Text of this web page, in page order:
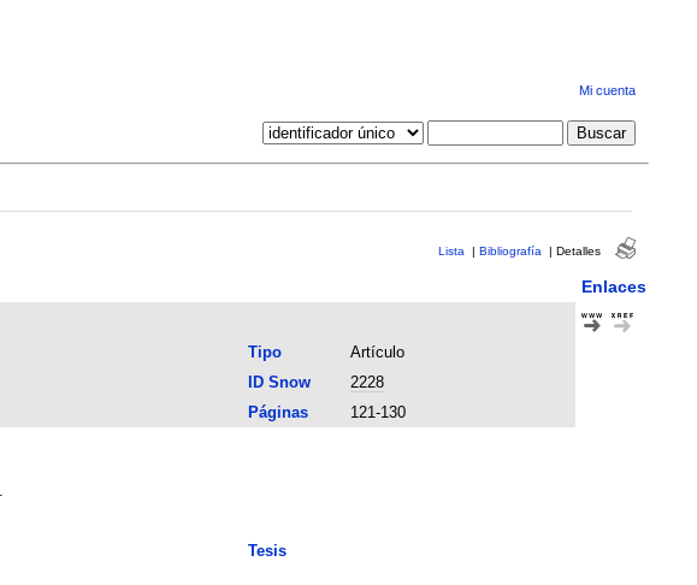
Mi cuenta
Lista | Bibliografía | Detalles
Enlaces
Tipo
Artículo
ID Snow
2228
Páginas
121-130
Tesis